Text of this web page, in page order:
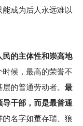
成为后人永远难以
的主体性和崇高地
时候，最高的荣誉不
的普通劳动者。 最
干部，而是最普通
名字如董存瑞、狼